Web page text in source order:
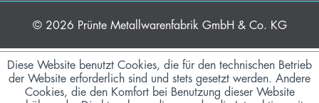
© 2026 Prünte Metallwarenfabrik GmbH & Co. KG
Diese Website benutzt Cookies, die für den technischen Betrieb
der Website erforderlich sind und stets gesetzt werden. Andere
Cookies, die den Komfort bei Benutzung dieser Website